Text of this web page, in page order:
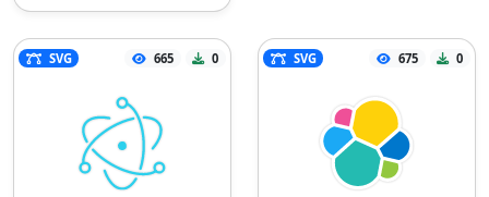
SVG 665 0 SVG 675 0